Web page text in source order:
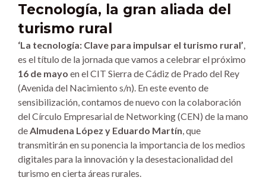
Tecnología, la gran aliada del
turismo rural
‘La tecnología: Clave para impulsar el turismo rural’
es el título de la jornada que vamos a celebrar el próximo
16 de mayo en el CIT Sierra de Cádiz de Prado del Rey
(Avenida del Nacimiento s/n). En este evento de
sensibilización, contamos de nuevo con la colaboración
del Círculo Empresarial de Networking (CEN) de la mano
de Almudena López y Eduardo Martín , que
transmitirán en su ponencia la importancia de los medios
digitales para la innovación y la desestacionalidad del
turismo en cierta áreas rurales.